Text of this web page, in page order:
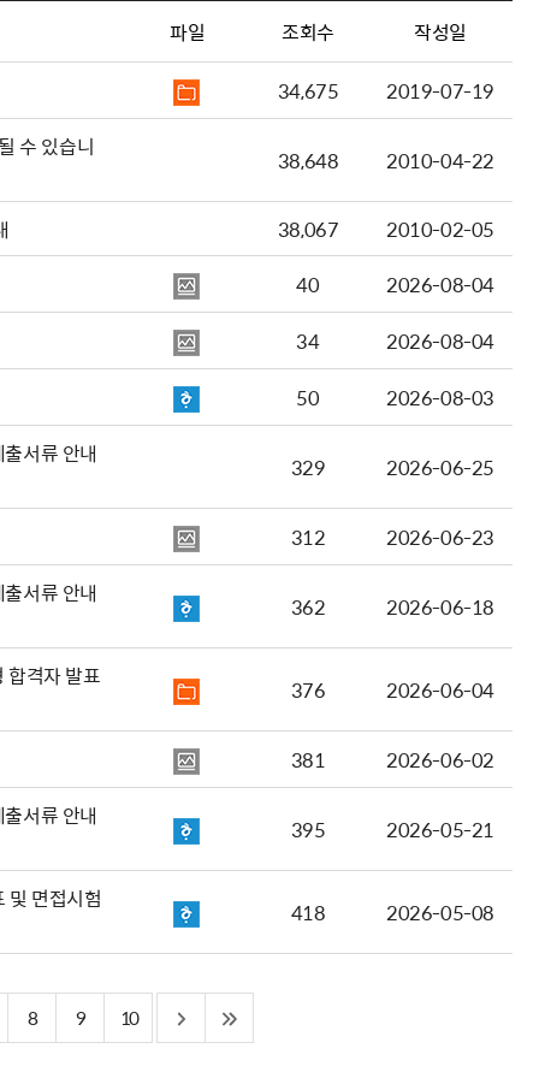
파일 조회수 작성일
34,675
2019-07-19
수 있습니
38,648 2010-04-22
38,067
2010-02-05
40
2026-08-04
34
2026-08-04
50
2026-08-03
서류 안내
329 2026-06-25
312
2026-06-23
서류 안내
362 2026-06-18
합격자 발표 376 2026-06-04
381
2026-06-02
서류 안내
395 2026-05-21
및 면접시험 418 2026-05-08
8 9 10